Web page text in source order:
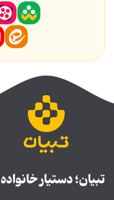
تبیان؛ دستیار خانواده